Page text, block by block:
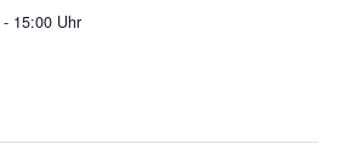
- 15:00 Uhr